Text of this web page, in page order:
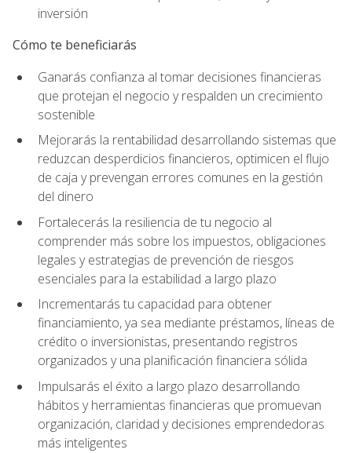
inversión
Cómo te beneficiarás
Ganarás confianza al tomar decisiones financieras
que protejan el negocio y respalden un crecimiento
sostenible
Mejorarás la rentabilidad desarrollando sistemas que
reduzcan desperdicios financieros, optimicen el flujo
de caja y prevengan errores comunes en la gestión
del dinero
Fortalecerás la resiliencia de tu negocio al
comprender más sobre los impuestos, obligaciones
legales y estrategias de prevención de riesgos
esenciales para la estabilidad a largo plazo
Incrementarás tu capacidad para obtener
financiamiento, ya sea mediante préstamos, líneas de
crédito o inversionistas, presentando registros
organizados y una planificación financiera sólida
Impulsarás el éxito a largo plazo desarrollando
hábitos y herramientas financieras que promuevan
organización, claridad y decisiones emprendedoras
más inteligentes